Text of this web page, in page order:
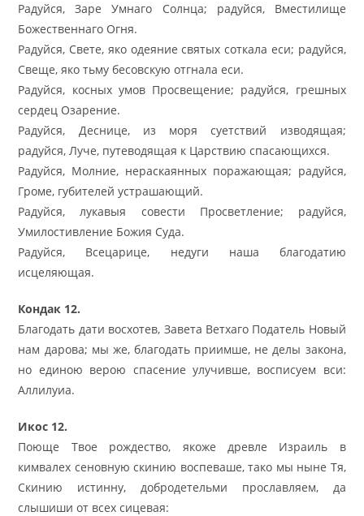
Радуйся, Заре Умнаго Солнца; радуйся, Вместилище
Божественнаго Огня.
Радуйся, Свете, яко одеяние святых соткала еси; радуйся,
Свеще, яко тьму бесовскую отгнала еси.
Радуйся, косных умов Просвещение; радуйся, грешных
сердец Озарение.
Радуйся, Деснице, из моря суетствий изводящая;
радуйся, Луче, путеводящая к Царствию спасающихся.
Радуйся, Молние, нераскаянных поражающая; радуйся,
Громе, губителей устрашающий.
Радуйся, лукавыя совести Просветление; радуйся,
Умилостивление Божия Суда.
Радуйся, Всецарице, недуги наша благодатию
исцеляющая.
Кондак 12.
Благодать дати восхотев, Завета Ветхаго Податель Новый
нам дарова; мы же, благодать приимше, не делы закона,
но единою верою спасение улучивше, восписуем вси:
Аллилуиа.
Икос 12.
Поюще Твое рождество, якоже древле Израиль в
кимвалех сеновную скинию воспеваше, тако мы ныне Тя,
Скинию истинну, добродетельми прославляем, да
слышиши от всех сицевая: